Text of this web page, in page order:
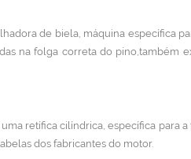
de biela, máquina específica
na folga correta do
retífica cilíndrica, específica
dos fabricantes do motor.